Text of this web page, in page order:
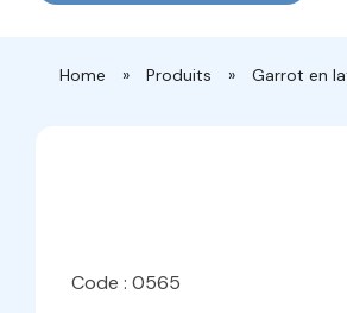
Home » Produits » Garrot en
Code : 0565